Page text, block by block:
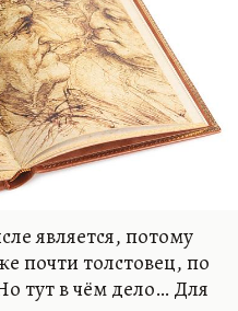
является, потому
почти толстовец, по
тут в чём дело… Для